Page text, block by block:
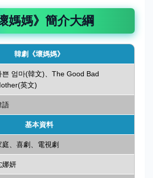
媽媽》簡介大綱
韓劇《壞媽媽》
쁜 엄마(韓文)、The Good Bad
英文)
語
基本資料
庭、喜劇、電視劇
娜妍